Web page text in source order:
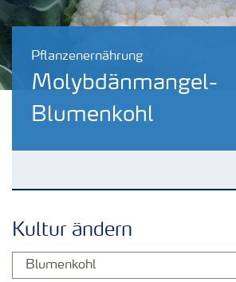
Pflanzenernährung
Molybdänmangel-
Blumenkohl
Düngemittel
Kultur ändern